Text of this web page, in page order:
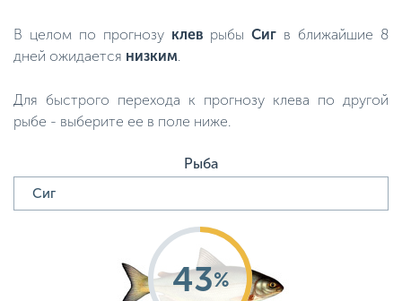
В целом по прогнозу клев рыбыСиг в ближайшие 8
дней ожидается низким.
Для быстрого перехода к прогнозу клева по другой
рыбе - выберите ее в поле ниже.
Рыба
43%